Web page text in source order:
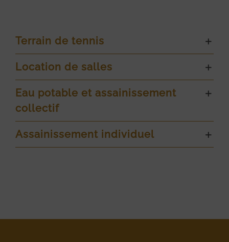
Terrain de tennis
Location de salles
Eau potable et assainissement
collectif
Assainissement individuel